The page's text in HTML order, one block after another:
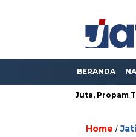
BERANDA
Juta, Propam Turun Tangan
Home /